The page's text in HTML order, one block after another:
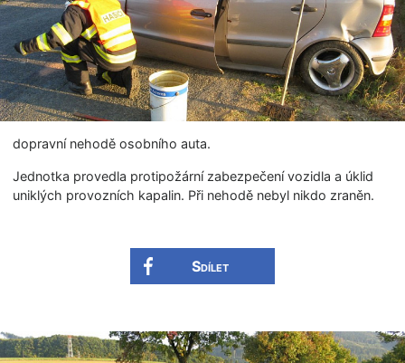
dopravní nehodě osobního auta.
Jednotka provedla protipožární zabezpečení vozidla a úklid
uniklých provozních kapalin. Při nehodě nebyl nikdo zraněn.
Sdílet